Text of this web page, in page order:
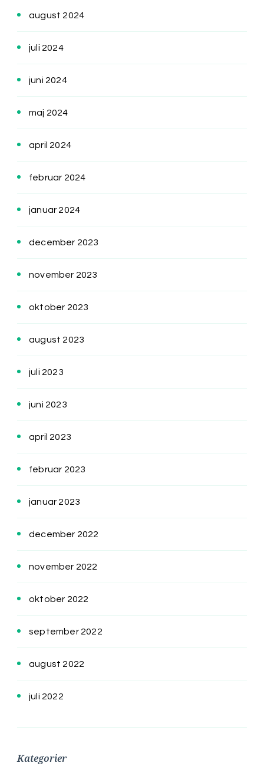
august 2024
juli 2024
juni 2024
maj 2024
april 2024
februar 2024
januar 2024
december 2023
november 2023
oktober 2023
august 2023
juli 2023
juni 2023
april 2023
februar 2023
januar 2023
december 2022
november 2022
oktober 2022
september 2022
august 2022
juli 2022
Kategorier